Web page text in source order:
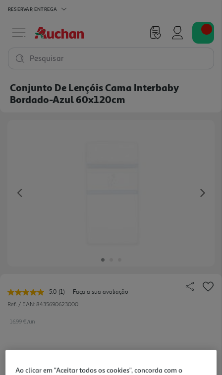
RESERVAR ENTREGA
Pesquisar
Conjunto De Lençóis Cama Interbaby
Bordado-Azul 60x120cm
Previous
5.0 Leu
uma
página.
(1)
Faça a sua avaliação
Ref. / EAN: 8435690623000
16.99 €/un
16,99 €
Ao clicar em "Aceitar todos os cookies", concorda com o